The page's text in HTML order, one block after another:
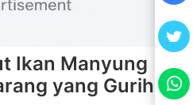
Ikan Manyung
yang Gurih